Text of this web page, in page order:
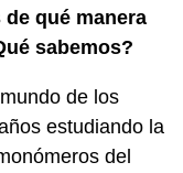
qué manera
sabemos?
de los
estudiando la
del